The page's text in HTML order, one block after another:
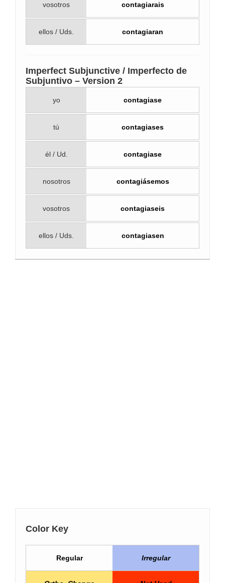
vosotros contagiarais
ellos / Uds. contagiaran
Imperfect Subjunctive / Imperfecto de
Subjuntivo – Version 2
yo contagiase
tú contagiases
él / Ud. contagiase
nosotros contagiásemos
vosotros contagiaseis
ellos / Uds. contagiasen
Color Key
Regular Irregular